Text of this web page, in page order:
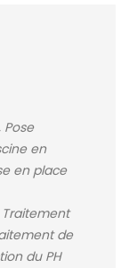
en
en place
de
du PH